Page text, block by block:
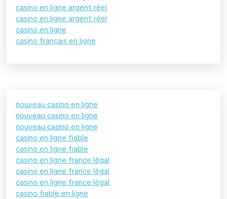
casino en ligne argent réel
casino en ligne argent réel
casino en ligne
casino francais en ligne
nouveau casino en ligne
nouveau casino en ligne
nouveau casino en ligne
casino en ligne fiable
casino en ligne fiable
casino en ligne france légal
casino en ligne france légal
casino en ligne france légal
casino fiable en ligne